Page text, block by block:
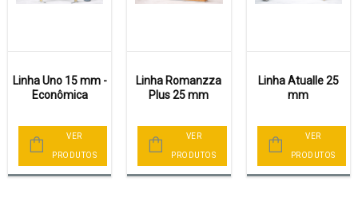
Linha Uno 15 mm -
Econômica
VER
PRODUTOS
Linha Romanzza
Plus 25 mm
VER
PRODUTOS
Linha Atualle 25
mm
VER
PRODUTOS